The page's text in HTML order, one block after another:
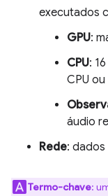
executados
GPU:
CPU:
CPU ou
áudio
Rede: dados
Termo-chave: